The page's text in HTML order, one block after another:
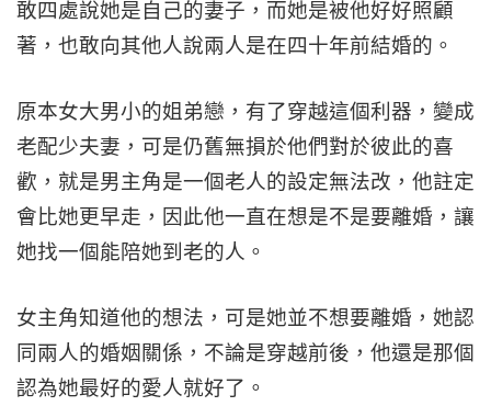
敢四處說她是自己的妻子，而她是被他好好照顧
著，也敢向其他人說兩人是在四十年前結婚的。
原本女大男小的姐弟戀，有了穿越這個利器，變成
老配少夫妻，可是仍舊無損於他們對於彼此的喜
歡，就是男主角是一個老人的設定無法改，他註定
會比她更早走，因此他一直在想是不是要離婚，讓
她找一個能陪她到老的人。
女主角知道他的想法，可是她並不想要離婚，她認
同兩人的婚姻關係，不論是穿越前後，他還是那個
認為她最好的愛人就好了。